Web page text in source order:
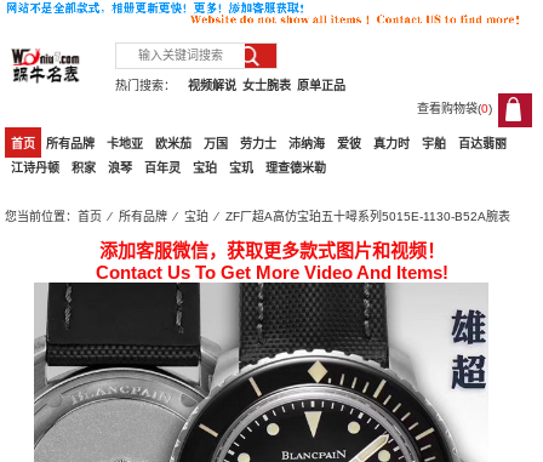
热门搜索： 原单正品
女士腕表
视频解说
查看购物袋(0)
0
首页 所有品牌 卡地亚 欧米茄 万国 劳力士 沛纳海 爱彼 真力时 宇舶
百达翡丽
江诗丹顿
积家 浪琴 百年灵 宝珀 宝玑 理查德米勒
您当前位置：首页 ⁄所有品牌 ⁄宝珀 ⁄ ZF厂超A高仿宝珀五十噚系列5015E-1130-B52A腕表
添加客服微信，获取更多款式图片和视频！
Contact Us To Get More Video And Items!